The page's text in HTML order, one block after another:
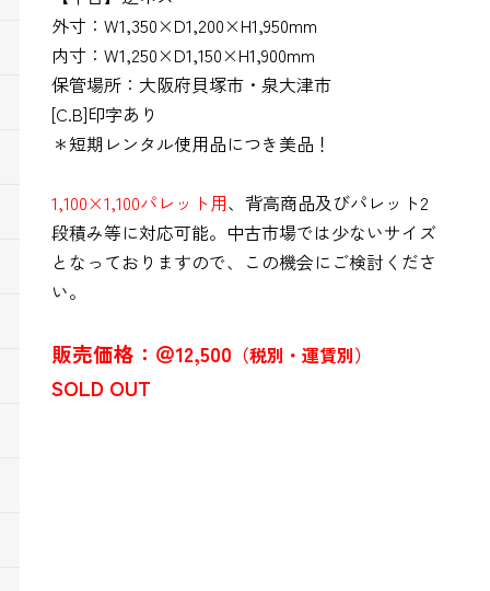
外寸：W1,350×D1,200×H1,950mm
内寸：W1,250×D1,150×H1,900mm
保管場所：大阪府貝塚市・泉大津市
[C.B]印字あり
＊短期レンタル使用品につき美品！
1,100×1,100パレット用、背高商品及びパレット2
段積み等に対応可能。中古市場では少ないサイズ
となっておりますので、この機会にご検討くださ
い。
販売価格：＠12,500 （税別・運賃別）
SOLD OUT